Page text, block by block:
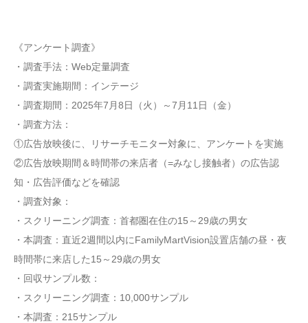
《アンケート調査》
・調査手法：Web定量調査
・調査実施期間：インテージ
・調査期間：2025年7月8日（火）～7月11日（金）
・調査方法：
①広告放映後に、リサーチモニター対象に、アンケートを実施
②広告放映期間＆時間帯の来店者（=みなし接触者）の広告認
知・広告評価などを確認
・調査対象：
・スクリーニング調査：首都圏在住の15～29歳の男女
・本調査：直近2週間以内にFamilyMartVision設置店舗の昼・夜
時間帯に来店した15～29歳の男女
・回収サンプル数：
・スクリーニング調査：10,000サンプル
・本調査：215サンプル